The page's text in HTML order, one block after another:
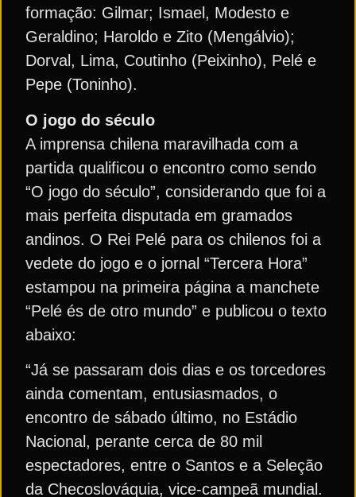
formação: Gilmar; Ismael, Modesto e
Geraldino; Haroldo e Zito (Mengálvio);
Dorval, Lima, Coutinho (Peixinho), Pelé e
Pepe (Toninho).
O jogo do século
A imprensa chilena maravilhada com a
partida qualificou o encontro como sendo
“O jogo do século”, considerando que foi a
mais perfeita disputada em gramados
andinos. O Rei Pelé para os chilenos foi a
vedete do jogo e o jornal “Tercera Hora”
estampou na primeira página a manchete
“Pelé és de otro mundo” e publicou o texto
abaixo:
“Já se passaram dois dias e os torcedores
ainda comentam, entusiasmados, o
encontro de sábado último, no Estádio
Nacional, perante cerca de 80 mil
espectadores, entre o Santos e a Seleção
da Checoslováquia, vice-campeã mundial.